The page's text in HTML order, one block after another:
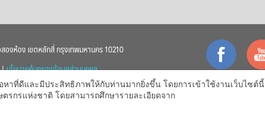
องห้อง เขตหลักสี่ กรุงเทพมหานคร 10210
|นโยบายคุ้มครองข้อมูลส่วนบุคคล
หาที่ดีและมีประสิทธิภาพให้กับท่านมากยิ่งขึ้น โดยการเข้าใช้งานเว็บไซต์นี้
กรแห่งชาติ โดยสามารถศึกษารายละเอียดจาก